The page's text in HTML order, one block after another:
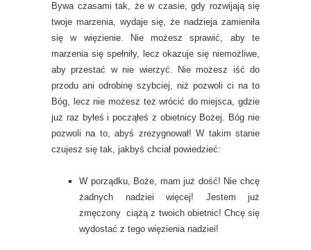
Bywa czasami tak, że w czasie, gdy rozwijają się
twoje marzenia, wydaje się, że nadzieja zamieniła
się w więzienie. Nie możesz sprawić, aby te
marzenia się spełniły, lecz okazuje się niemożliwe,
aby przestać w nie wierzyć. Nie możesz iść do
przodu ani odrobinę szybciej, niż pozwoli ci na to
Bóg, lecz nie możesz też wrócić do miejsca, gdzie
już raz byłeś i począłeś z obietnicy Bożej. Bóg nie
pozwoli na to, abyś zrezygnował! W takim stanie
czujesz się tak, jakbyś chciał powiedzieć:
W porządku, Boże, mam już dość! Nie chcę
żadnych nadziei więcej! Jestem już
zmęczony ciążą z twoich obietnic! Chcę się
wydostać z tego więzienia nadziei!